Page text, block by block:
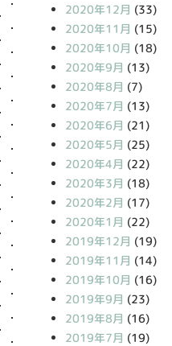
2020年12月 (33)
2020年11月 (15)
2020年10月 (18)
2020年9月 (13)
2020年8月 (7)
2020年7月 (13)
2020年6月 (21)
2020年5月 (25)
2020年4月 (22)
2020年3月 (18)
2020年2月 (17)
2020年1月 (22)
2019年12月 (19)
2019年11月 (14)
2019年10月 (16)
2019年9月 (23)
2019年8月 (16)
2019年7月 (19)